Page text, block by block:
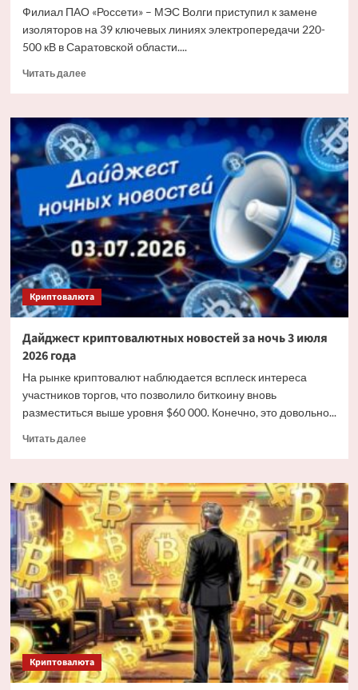
Филиал ПАО «Россети» – МЭС Волги приступил к замене
изоляторов на 39 ключевых линиях электропередачи 220-
500 кВ в Саратовской области....
Читать далееПрочитать
«Россети»
заменят
более
6
тыс.
изоляторов
на
основных
энерготранзитах
Саратовской
области
Криптовалюта
Дайджест криптовалютных новостей за ночь 3 июля
2026 года
На рынке криптовалют наблюдается всплеск интереса
участников торгов, что позволило биткоину вновь
разместиться выше уровня $60 000. Конечно, это довольно...
Читать далееПрочитать
Дайджест
криптовалютных
новостей
за
ночь
3
июля
2026
года
Криптовалюта